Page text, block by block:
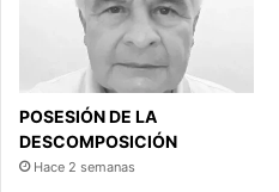
POSESIÓN DE LA
DESCOMPOSICIÓN
Hace 2 semanas